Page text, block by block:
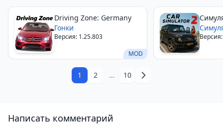
Возможность управлять классическими машинами
и исследовать советские улицы делает её
уникальной среди автосимуляторов для Android.
MOD
Driving Zone: Germany
Гонки
Версия: 1.25.803
1 2 … 10
Написать комментарий